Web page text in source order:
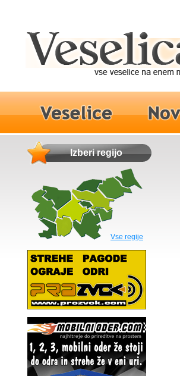
Izberi regijo
Vse regije